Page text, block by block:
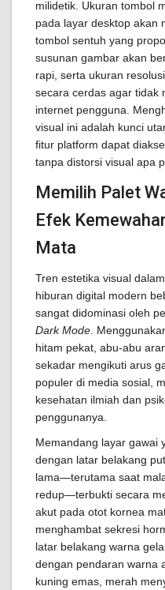
milidetik. Ukuran tombol
pada layar desktop akan
tombol sentuh yang
susunan gambar akan
rapi, serta ukuran
secara cerdas agar tidak
internet pengguna.
visual ini adalah kunci
fitur platform dapat
tanpa distorsi visual apa
Memilih Palet
Efek
Mata
Tren estetika visual
hiburan digital modern
sangat didominasi oleh
Dark Mode .
hitam pekat, abu-abu
sekadar mengikuti arus
populer di media sosial,
kesehatan ilmiah dan
penggunanya.
Memandang layar gawai
dengan latar belakang
lama—terutama saat
redup—terbukti secara
akut pada otot kornea
menghambat sekresi
latar belakang warna
dengan pendaran warna
kuning emas, merah